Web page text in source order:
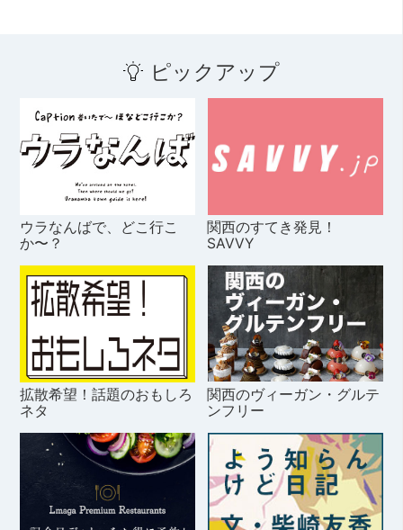
ピックアップ
ウラなんばで、どこ行こ
か〜？
関西のすてき発見！
SAVVY
拡散希望！話題のおもしろ
ネタ
関西のヴィーガン・グルテ
ンフリー